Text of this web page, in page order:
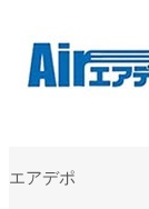
エアデポ